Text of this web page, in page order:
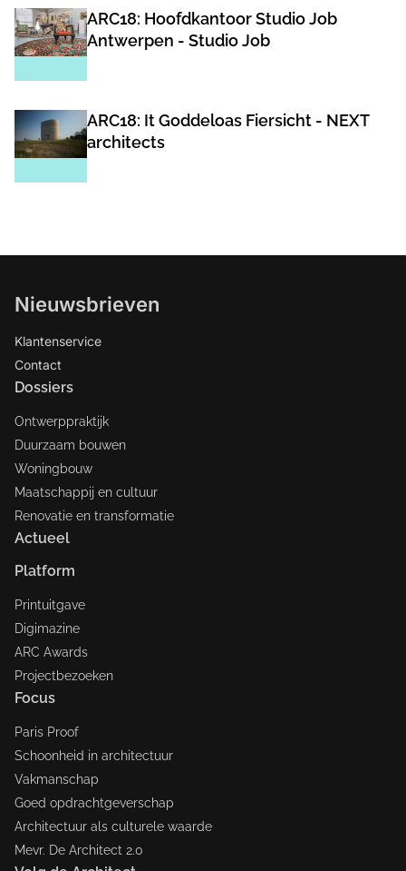
ARC18: Hoofdkantoor Studio Job
Antwerpen - Studio Job
ARC18: It Goddeloas Fiersicht - NEXT
architects
Nieuwsbrieven
Klantenservice
Contact
Dossiers
Ontwerppraktijk
Duurzaam bouwen
Woningbouw
Maatschappij en cultuur
Renovatie en transformatie
Actueel
Platform
Printuitgave
Digimazine
ARC Awards
Projectbezoeken
Focus
Paris Proof
Schoonheid in architectuur
Vakmanschap
Goed opdrachtgeverschap
Architectuur als culturele waarde
Mevr. De Architect 2.0